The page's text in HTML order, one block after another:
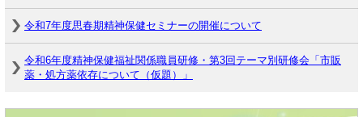
令和7年度思春期精神保健セミナーの開催について
令和6年度精神保健福祉関係職員研修・第3回テーマ別研修会「市販
薬・処方薬依存について（仮題）」